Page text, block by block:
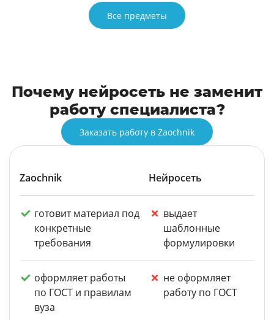
Все предметы
Почему нейросеть не заменит
работу специалиста?
Заказать работу в Zaochnik
Zaochnik Нейросеть
готовит материал под
конкретные
требования
выдает
шаблонные
формулировки
оформляет работы
по ГОСТ и правилам
вуза
не оформляет
работу по ГОСТ